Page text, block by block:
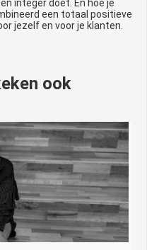
integer doet. En hoe je
een totaal positieve
jezelf en voor je klanten.
ook